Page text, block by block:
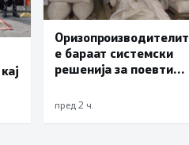
Оризопроизводителит
е бараат системски
решенија за поевтино
пред 2 ч.